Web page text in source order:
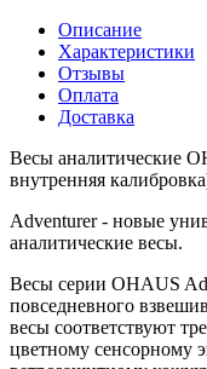
Описание
Характеристики
Отзывы
Оплата
Доставка
Весы аналитические
внутренняя
Adventurer - новые
аналитические весы.
Весы серии OHAUS
повседневного
весы соответствуют
цветному сенсорному